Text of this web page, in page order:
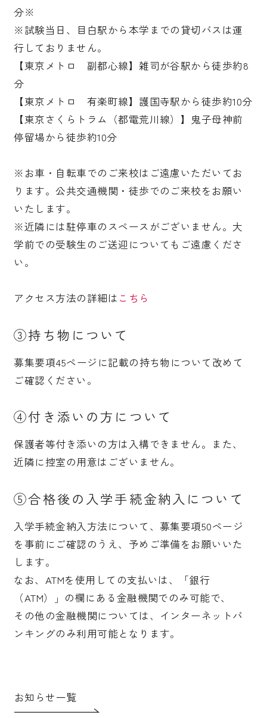
附属中学校
分※
※試験当日、目白駅から本学までの貸切バスは運
行しておりません。
【東京メトロ 副都心線】雑司が谷駅から徒歩約8
分
【東京メトロ 有楽町線】護国寺駅から徒歩約10分
【東京さくらトラム（都電荒川線）】鬼子母神前
停留場から徒歩約10分
※お車・自転車でのご来校はご遠慮いただいてお
ります。公共交通機関・徒歩でのご来校をお願い
いたします。
※近隣には駐停車のスペースがございません。大
学前での受験生のご送迎についてもご遠慮くださ
い。
アクセス方法の詳細は こちら
③持ち物について
募集要項45ページに記載の持ち物について改めて
ご確認ください。
④付き添いの方について
保護者等付き添いの方は入構できません。また、
近隣に控室の用意はございません。
⑤合格後の入学手続金納入について
入学手続金納入方法について、募集要項50ページ
を事前にご確認のうえ、予めご準備をお願いいた
します。
なお、ATMを使用しての支払いは、「銀行
（ATM）」の欄にある金融機関でのみ可能で、
その他の金融機関については、インターネットバ
ンキングのみ利用可能となります。
お知らせ一覧